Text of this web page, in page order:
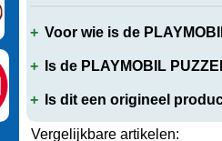
Voor wie is de
Is de PLAYMOBIL
Is dit een origineel
Vergelijkbare artikelen: